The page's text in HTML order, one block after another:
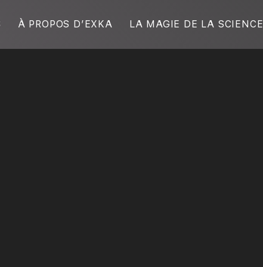
À PROPOS D’EXKA LA MAGIE DE LA SCIENCE